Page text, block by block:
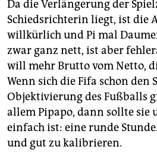
Da die Verlängerung der
Schiedsrichterin liegt, ist die
willkürlich und Pi mal
zwar ganz nett, ist aber
will mehr Brutto vom Netto,
Wenn sich die Fifa schon den
Objektivierung des Fußballs
allem Pipapo, dann sollte sie
einfach ist: eine runde
und gut zu kalibrieren.